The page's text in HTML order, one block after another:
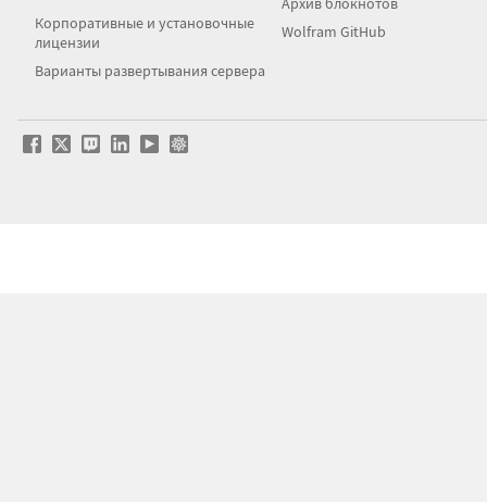
Корпоративные и установочные
лицензии
Варианты развертывания сервера
Wolfram GitHub